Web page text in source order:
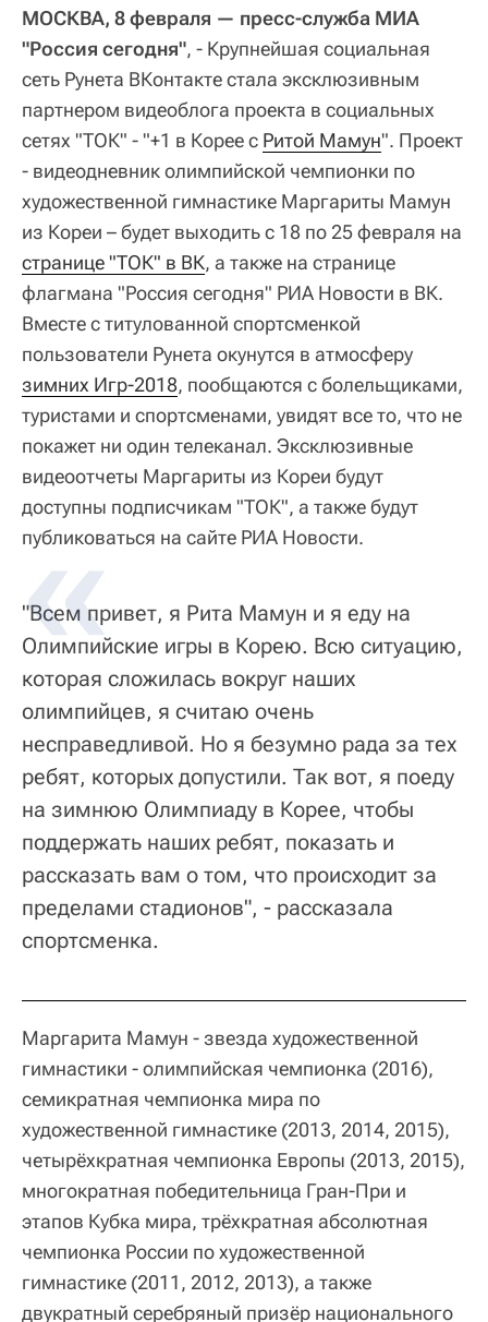
МОСКВА, 8 февраля — пресс-служба МИА
"Россия сегодня", - Крупнейшая социальная
сеть Рунета ВКонтакте стала эксклюзивным
партнером видеоблога проекта в социальных
сетях "ТОК" - "+1 в Корее с Ритой Мамун". Проект
- видеодневник олимпийской чемпионки по
художественной гимнастике Маргариты Мамун
из Кореи – будет выходить с 18 по 25 февраля на
странице "ТОК" в ВК, а также на странице
флагмана "Россия сегодня" РИА Новости в ВК.
Вместе с титулованной спортсменкой
пользователи Рунета окунутся в атмосферу
зимних Игр-2018, пообщаются с болельщиками,
туристами и спортсменами, увидят все то, что не
покажет ни один телеканал. Эксклюзивные
видеоотчеты Маргариты из Кореи будут
доступны подписчикам "ТОК", а также будут
публиковаться на сайте РИА Новости.
"Всем привет, я Рита Мамун и я еду на
Олимпийские игры в Корею. Всю ситуацию,
которая сложилась вокруг наших
олимпийцев, я считаю очень
несправедливой. Но я безумно рада за тех
ребят, которых допустили. Так вот, я поеду
на зимнюю Олимпиаду в Корее, чтобы
поддержать наших ребят, показать и
рассказать вам о том, что происходит за
пределами стадионов", - рассказала
спортсменка.
Маргарита Мамун - звезда художественной
гимнастики - олимпийская чемпионка (2016),
семикратная чемпионка мира по
художественной гимнастике (2013, 2014, 2015),
четырёхкратная чемпионка Европы (2013, 2015),
многократная победительница Гран-При и
этапов Кубка мира, трёхкратная абсолютная
чемпионка России по художественной
гимнастике (2011, 2012, 2013), а также
двукратный серебряный призёр национального